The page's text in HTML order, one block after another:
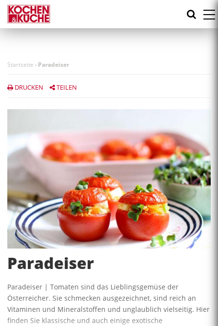
Direkt
zum
Inhalt
Startseite -Paradeiser
DRUCKEN TEILEN
Paradeiser
Paradeiser | Tomaten sind das Lieblingsgemüse der
Österreicher. Sie schmecken ausgezeichnet, sind reich an
Vitaminen und Mineralstoffen und unglaublich vielseitig. Hier
finden Sie klassische und auch einige exotische